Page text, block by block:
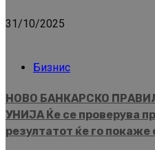
31/10/2025
Бизнис
НОВО БАНКАРСКО
УНИЈА Ќе се проверува
резултатот ќе го